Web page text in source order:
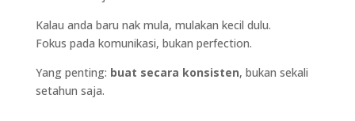
Kalau anda baru nak mula, mulakan kecil dulu.
Fokus pada komunikasi, bukan perfection.
Yang penting: buat secara konsisten, bukan sekali
setahun saja.